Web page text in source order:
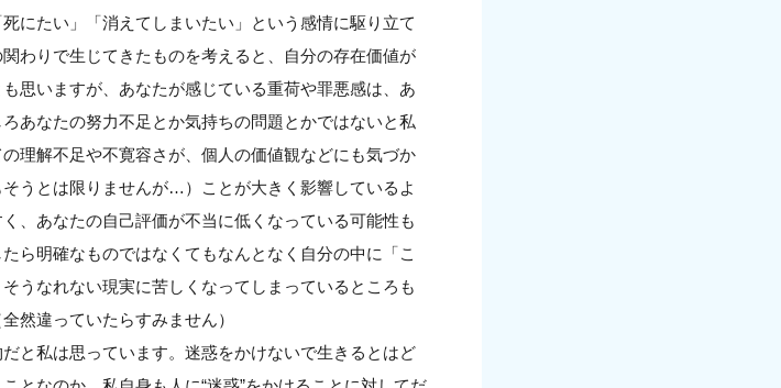
にたい」「消えてしまいたい」という感情に駆り立て
わりで生じてきたものを考えると、自分の存在価値が
思いますが、あなたが感じている重荷や罪悪感は、あ
あなたの努力不足とか気持ちの問題とかではないと私
理解不足や不寛容さが、個人の価値観などにも気づか
うとは限りませんが…）ことが大きく影響しているよ
、あなたの自己評価が不当に低くなっている可能性も
ら明確なものではなくてもなんとなく自分の中に「こ
うなれない現実に苦しくなってしまっているところも
然違っていたらすみません）
と私は思っています。迷惑をかけないで生きるとはど